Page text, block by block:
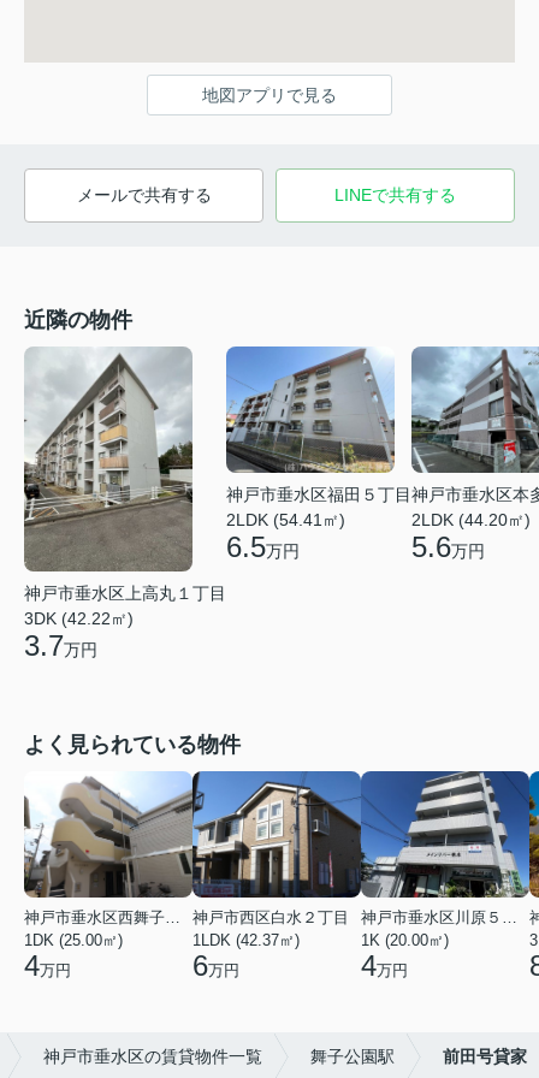
地図アプリで見る
メールで共有する LINEで共有する
近隣の物件
神戸市垂水区上高丸１丁目
3DK (42.22㎡)
3.7万円
神戸市垂水区福田５丁目
2LDK (54.41㎡)
6.5万円
神戸市垂水区本
2LDK (44.20㎡)
5.6万円
よく見られている物件
1DK (25.00㎡)
4万円
神戸市西区白水２丁目
1LDK (42.37㎡)
6万円
1K (20.00㎡)
4万円
神戸市垂水区の賃貸物件一覧 舞子公園駅 前田号貸家